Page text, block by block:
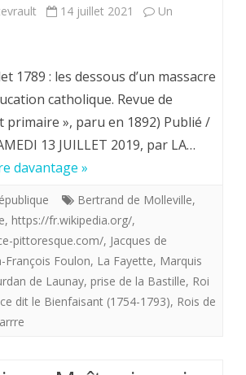
XVI
en
France
14 juillet 2021
Un
:
1789 : les dessous d’un massacre
catholique. Revue de
primaire », paru en 1892) Publié /
13 JUILLET 2019, par LA…
davantage »
Bertrand de Molleville,
, https://fr.wikipedia.org/,
pittoresque.com/, Jacques de
François Foulon, La Fayette, Marquis
de Launay, prise de la Bastille, Roi
dit le Bienfaisant (1754-1793), Rois de